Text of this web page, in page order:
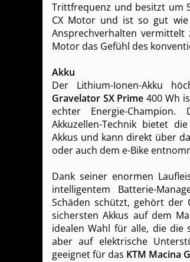
Trittfrequenz und besitzt um
CX Motor und ist so gut wie
Ansprechverhalten
Motor das Gefühl des
Akku
Der Lithium-Ionen-Akku
Gravelator SX Prime 400 Wh
echter Energie-
Akkuzellen-Technik bietet
Akkus und kann direkt über
oder auch dem e-Bike
Dank seiner enormen
intelligentem Batterie-
Schäden schützt, gehört der
sichersten Akkus auf dem
idealen Wahl für alle, die die
aber auf elektrische
geeignet für das KTM Macina